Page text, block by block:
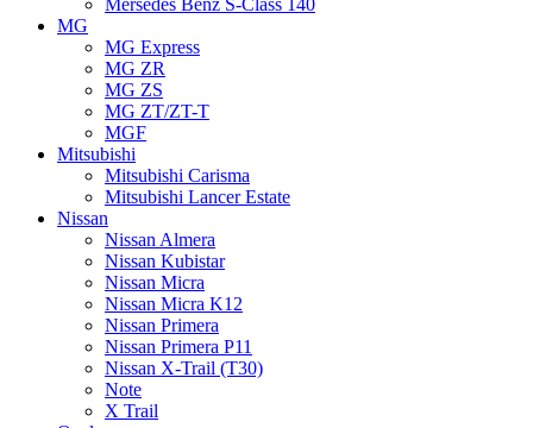
MG
MG Express
MG ZR
MG ZS
MG ZT/ZT-T
MGF
Mitsubishi
Mitsubishi Carisma
Mitsubishi Lancer Estate
Nissan
Nissan Almera
Nissan Kubistar
Nissan Micra
Nissan Micra K12
Nissan Primera
Nissan Primera P11
Nissan X-Trail (T30)
Note
X Trail